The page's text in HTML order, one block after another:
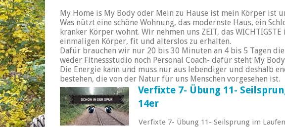
My Home is My Body oder Mein zu Hause ist mein Körper ist
Was nützt eine schöne Wohnung, das modernste Haus, ein
kranker Körper wohnt. Wir nehmen uns ZEIT, das WICHTIGSTE
einmaligen Körper, fit und alterslos zu erhalten.
Dafür brauchen wir nur 20 bis 30 Minuten an 4 bis 5 Tagen
weder Fitnessstudio noch Personal Coach- dafür steht My
Die Energie kann und muss nur aus lebendiger und deshalb
bestehen, die von der Natur für uns Menschen vorgesehen ist.
Verfixte 7- Übung 11-
14er
Verfixte 7- Übung 11- Seilsprung im